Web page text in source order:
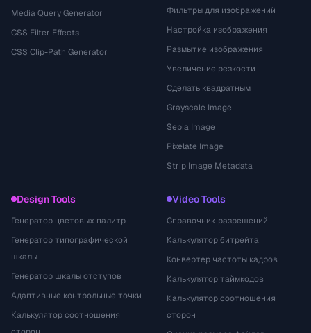
Media Query Generator
CSS Filter Effects
CSS Clip-Path Generator
Фильтры для изображений
Настройка изображения
Размытие изображения
Увеличение резкости
Сделать квадратным
Grayscale Image
Sepia Image
Pixelate Image
Strip Image Metadata
Design Tools
Генератор цветовых палитр
Генератор типографической
шкалы
Генератор шкалы отступов
Адаптивные контрольные точки
Калькулятор соотношения
Video Tools
Справочник разрешений
Калькулятор битрейта
Конвертер частоты кадров
Калькулятор таймкодов
Калькулятор соотношения
сторон